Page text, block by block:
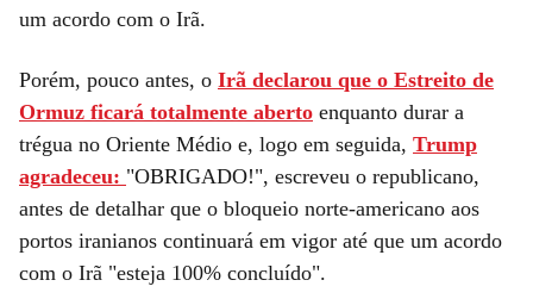
um acordo com o Irã.
Porém, pouco antes, o Irã declarou que o Estreito de
Ormuz ficará totalmente aberto enquanto durar a
trégua no Oriente Médio e, logo em seguida, Trump
agradeceu: "OBRIGADO!", escreveu o republicano,
antes de detalhar que o bloqueio norte-americano aos
portos iranianos continuará em vigor até que um acordo
com o Irã "esteja 100% concluído".